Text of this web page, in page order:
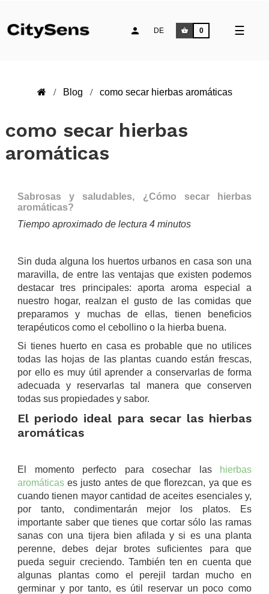
☰
DE 0
Blog como secar hierbas aromáticas
como secar hierbas
aromáticas
Sabrosas y saludables, ¿Cómo secar hierbas
aromáticas?
Tiempo aproximado de lectura 4 minutos
Sin duda alguna los huertos urbanos en casa son una
maravilla, de entre las ventajas que existen podemos
destacar tres principales: aporta aroma especial a
nuestro hogar, realzan el gusto de las comidas que
preparamos y muchas de ellas, tienen beneficios
terapéuticos como el cebollino o la hierba buena.
Si tienes huerto en casa es probable que no utilices
todas las hojas de las plantas cuando están frescas,
por ello es muy útil aprender a conservarlas de forma
adecuada y reservarlas tal manera que conserven
todas sus propiedades y sabor.
El periodo ideal para secar las hierbas
aromáticas
El momento perfecto para cosechar las
hierbas
aromáticas es justo antes de que florezcan, ya que es
cuando tienen mayor cantidad de aceites esenciales y,
por tanto, condimentarán mejor los platos. Es
importante saber que tienes que cortar sólo las ramas
sanas con una tijera bien afilada y si es una planta
perenne, debes dejar brotes suficientes para que
pueda seguir creciendo. También ten en cuenta que
algunas plantas como el perejil tardan mucho en
germinar y por tanto, es útil reservar un poco como